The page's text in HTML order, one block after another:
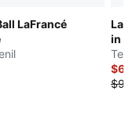
LaFrancé
in